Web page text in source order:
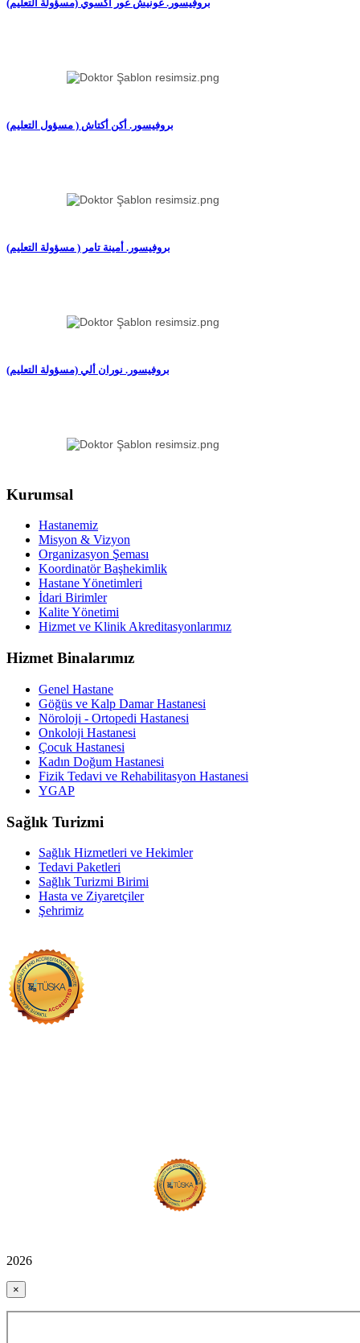
(بروفيسور. غونيش غور أكسوي (مسؤولة التعليم
(بروفيسور. أكن أكتاش ( مسؤول التعليم
(بروفيسور. أمينة تامر ( مسؤولة التعليم
(بروفيسور. نوران ألي (مسؤولة التعليم
Kurumsal
Hastanemiz
Misyon & Vizyon
Organizasyon Şeması
Koordinatör Başhekimlik
Hastane Yönetimleri
İdari Birimler
Kalite Yönetimi
Hizmet ve Klinik Akreditasyonlarımız
Hizmet Binalarımız
Genel Hastane
Göğüs ve Kalp Damar Hastanesi
Nöroloji - Ortopedi Hastanesi
Onkoloji Hastanesi
Çocuk Hastanesi
Kadın Doğum Hastanesi
Fizik Tedavi ve Rehabilitasyon Hastanesi
YGAP
Sağlık Turizmi
Sağlık Hizmetleri ve Hekimler
Tedavi Paketleri
Sağlık Turizmi Birimi
Hasta ve Ziyaretçiler
Şehrimiz
2026
×